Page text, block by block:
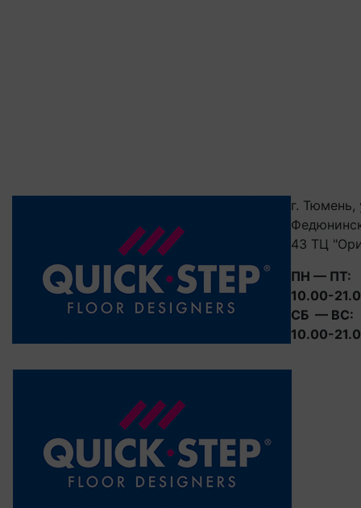
г. Тюмень,
43 ТЦ
ПН — ПТ:
10.00-
СБ — ВС:
10.00-